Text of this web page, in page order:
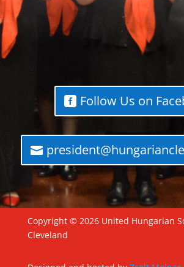
Follow Us on
Copyright © 2026 United Hungarian
Cleveland